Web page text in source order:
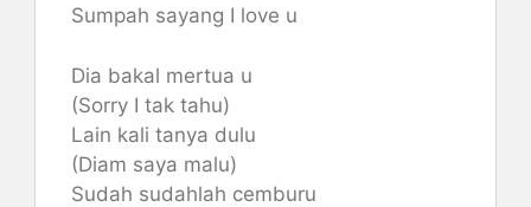
Sumpah sayang I love u
Dia bakal mertua u
(Sorry I tak tahu)
Lain kali tanya dulu
(Diam saya malu)
Sudah sudahlah cemburu